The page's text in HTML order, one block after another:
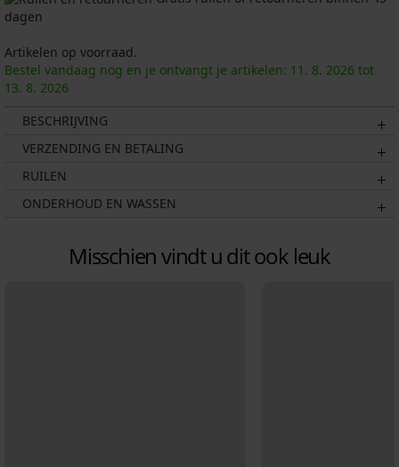
dagen
Artikelen op voorraad.
Bestel vandaag nog en je ontvangt je artikelen: 11. 8. 2026 tot
13. 8. 2026
BESCHRIJVING
VERZENDING EN BETALING
RUILEN
ONDERHOUD EN WASSEN
Misschien vindt u dit ook leuk